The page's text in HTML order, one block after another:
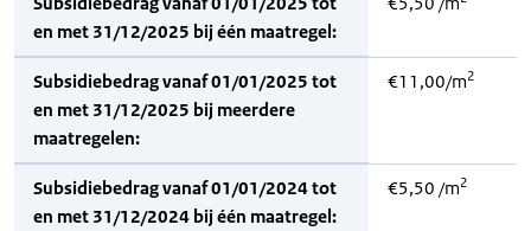
en met 31/12/2025 bij één maatregel:
Subsidiebedrag vanaf 01/01/2025 tot
en met 31/12/2025 bij meerdere
maatregelen:
€11,00/m2
Subsidiebedrag vanaf 01/01/2024 tot
en met 31/12/2024 bij één maatregel:
€5,50 /m2